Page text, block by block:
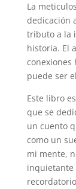
La
dedicación
tributo a la
historia. El
conexiones
puede ser
Este libro
que se
un cuento
como un
mi mente,
inquietante